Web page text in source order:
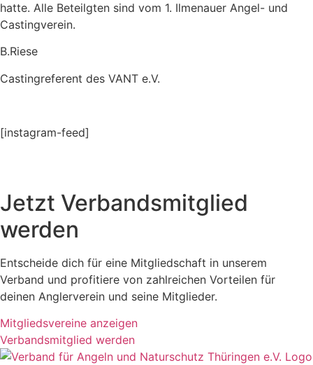
hatte. Alle Beteilgten sind vom 1. Ilmenauer Angel- und
Castingverein.
B.Riese
Castingreferent des VANT e.V.
[instagram-feed]
Jetzt Verbandsmitglied
werden
Entscheide dich für eine Mitgliedschaft in unserem
Verband und profitiere von zahlreichen Vorteilen für
deinen Anglerverein und seine Mitglieder.
Mitgliedsvereine anzeigen
Verbandsmitglied werden